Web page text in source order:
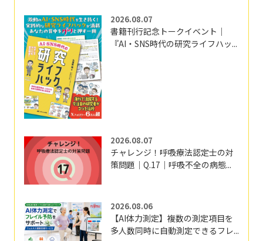
2026.08.07
書籍刊行記念トークイベント｜
『AI・SNS時代の研究ライフハッ...
2026.08.07
チャレンジ！呼吸療法認定士の対
策問題｜Q.17｜呼吸不全の病態...
2026.08.06
【AI体力測定】複数の測定項目を
多人数同時に自動測定できるフレ...